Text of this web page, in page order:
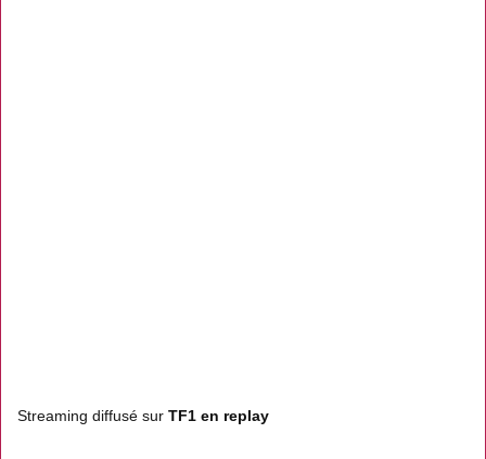
Streaming diffusé sur TF1 en replay